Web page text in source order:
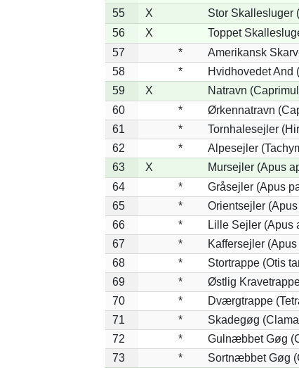
55
X Stor Skallesluger
56
X Toppet
57
*
Amerikansk
58
*
Hvidhovedet And
59
X Natravn
60
*
Ørkennatravn
61
*
Tornhalesejler
62
*
Alpesejler
63
X Mursejler (Apus
64
*
Gråsejler (Apus
65
*
Orientsejler
66
*
Lille Sejler (Apus
67
*
Kaffersejler (Apus
68
*
Stortrappe (Otis
69
*
Østlig
70
*
Dværgtrappe
71
*
Skadegøg
72
*
Gulnæbbet Gøg
73
*
Sortnæbbet Gøg